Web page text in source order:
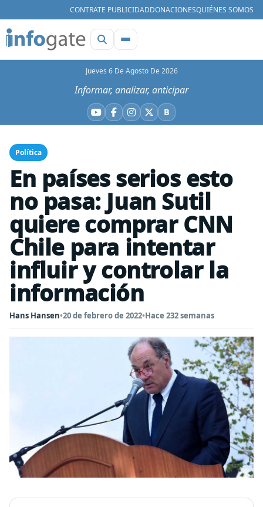
CONTRATE PUBLICIDADDONACIONESQUIÉNES SOMOS
Jueves 6 De Agosto De 2026
Informar, analizar, anticipar
YouTube
Facebook
Instagram
X BBluesky
Política
En países serios esto
no pasa: Juan Sutil
quiere comprar CNN
Chile para intentar
influir y controlar la
información
Hans Hansen•20 de febrero de 2022•Hace 232 semanas